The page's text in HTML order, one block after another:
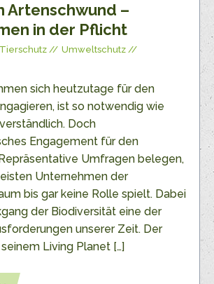
Artenschwund –
in der Pflicht
Tierschutz
Umweltschutz
sich heutzutage für den
ist so notwendig wie
Doch
Engagement für den
Umfragen belegen,
Unternehmen der
bis gar keine Rolle spielt. Dabei
der Biodiversität eine der
unserer Zeit. Der
Living Planet […]